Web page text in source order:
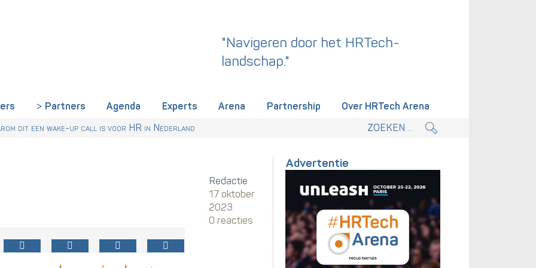
"Navigeren door het HRTech-
landschap."
Partners Agenda Experts Arena Partnership
Over HRTech Arena
kabinet. Skills-gerichte arbeidsmarkt onderdeel actieplan.
nu al regelen
een gemeenschappelijke skillstaal nodig heeft
dit een wake-up call is voor HR in Nederland
Redactie
17 oktober
2023
0 reacties
Advertentie